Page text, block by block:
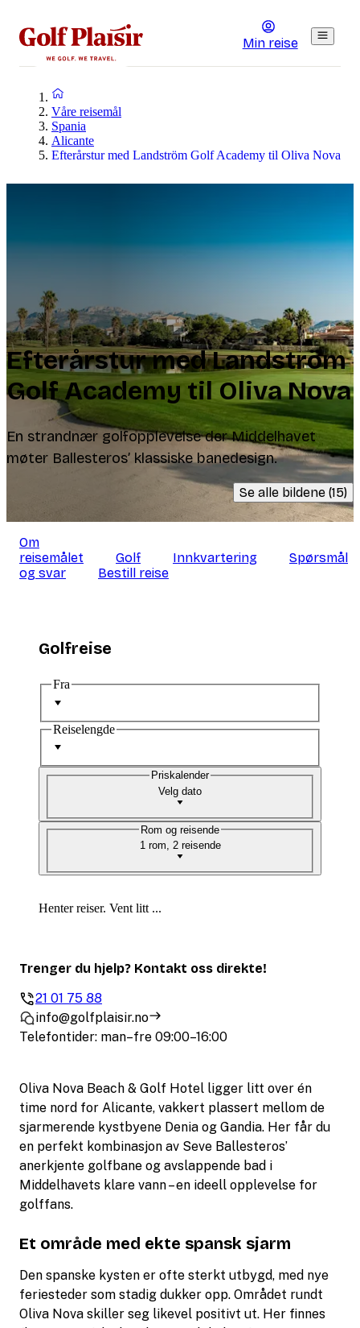
Min reise
Våre reisemål
Spania
Alicante
Efterårstur med Landström Golf Academy til Oliva Nova
Efterårstur med Landström
Golf Academy til Oliva Nova
En strandnær golfopplevelse der Middelhavet
møter Ballesteros’ klassiske banedesign.
Se alle bildene (15)
Om
reisemålet
Golf Innkvartering
Spørsmål
og svar
Bestill reise
Oliva Nova Beach & Golf Hotel ligger litt over én
time nord for Alicante, vakkert plassert mellom de
sjarmerende kystbyene Denia og Gandia. Her får du
en perfekt kombinasjon av Seve Ballesteros’
anerkjente golfbane og avslappende bad i
Middelhavets klare vann – en ideell opplevelse for
golffans.
Et område med ekte spansk sjarm
Den spanske kysten er ofte sterkt utbygd, med nye
feriesteder som stadig dukker opp. Området rundt
Oliva Nova skiller seg likevel positivt ut. Her finnes
Golfreise
Fra
Reiselengde
Velg dato
Priskalender
1 rom, 2 reisende
Rom og reisende
Henter reiser. Vent litt ...
Trenger du hjelp? Kontakt oss direkte!
21 01 75 88
info@golfplaisir.no
Telefontider: man–fre 09:00–16:00